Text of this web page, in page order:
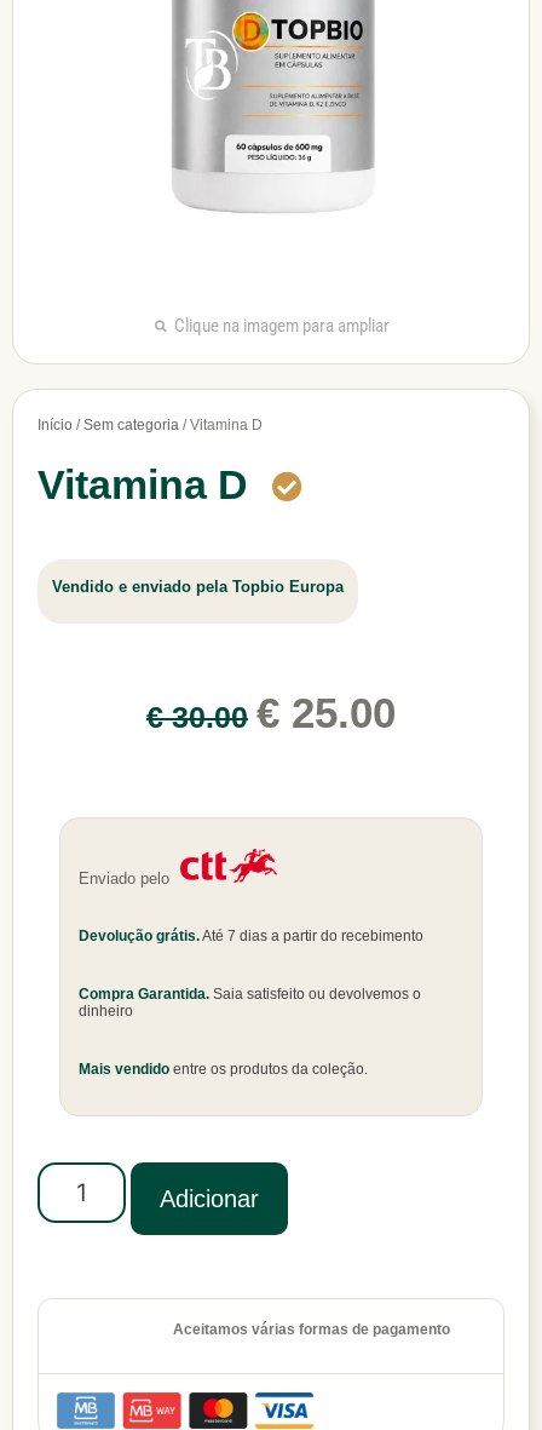
Clique na imagem para ampliar
Início /Sem categoria / Vitamina D
Vitamina D
Vendido e enviado pela Topbio Europa
€30.00 € 25.00
Enviado pelo
Devolução grátis.Até 7 dias a partir do recebimento
Compra Garantida. Saia satisfeito ou devolvemos o
dinheiro
Mais vendido entre os produtos da coleção.
Adicionar
Aceitamos várias formas de pagamento